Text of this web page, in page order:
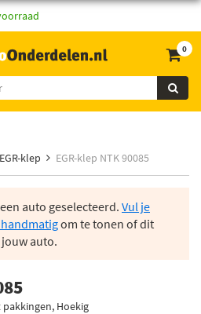
0
EGR-klep EGR-klep NTK 90085
auto geselecteerd. Vul je
om te tonen of dit
auto.
Hoekig